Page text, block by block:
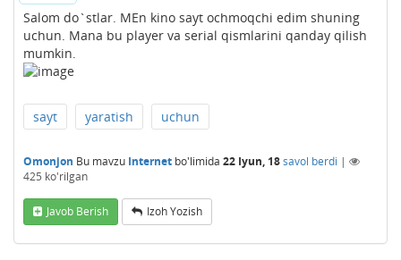
Salom do`stlar. MEn kino sayt ochmoqchi edim shuning
uchun. Mana bu player va serial qismlarini qanday qilish
mumkin.
sayt yaratish uchun
Omonjon Bu mavzu Internet bo'limida 22 Iyun, 18savol berdi |
425 ko'rilgan
Javob Berish Izoh Yozish